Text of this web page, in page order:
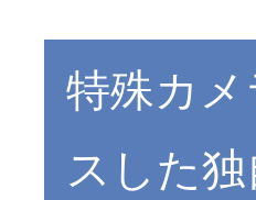
特殊カ
スした